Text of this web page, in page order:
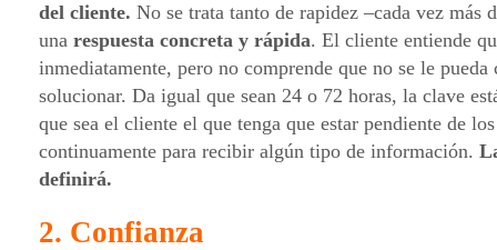
del cliente. No se trata tanto de rapidez –cada vez más
una respuesta concreta y rápida. El cliente entiende
inmediatamente, pero no comprende que no se le
solucionar. Da igual que sean 24 o 72 horas, la clave
que sea el cliente el que tenga que estar pendiente de
continuamente para recibir algún tipo de información.
definirá.
2. Confianza